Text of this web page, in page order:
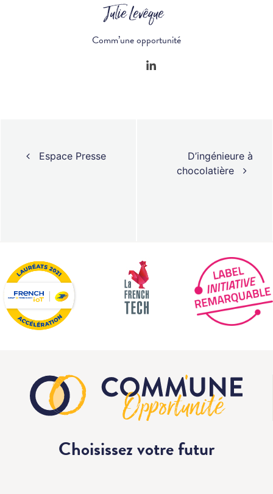
Julie Levêque
Comm’une opportunité
Espace Presse
D’ingénieure à
chocolatière
Choisissez votrefutur